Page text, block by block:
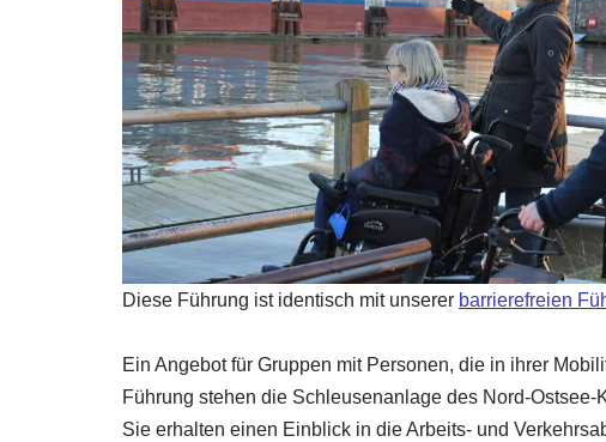
Diese Führung ist identisch mit unserer barrierefreien
Ein Angebot für Gruppen mit Personen, die in ihrer
Führung stehen die Schleusenanlage des Nord-
Sie erhalten einen Einblick in die Arbeits- und